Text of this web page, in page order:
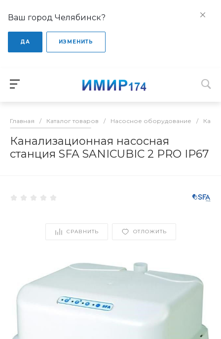
Ваш город Челябинск?
ДА ИЗМЕНИТЬ
Главная / Каталог товаров / Насосное оборудование /
Канализационная насосная
станция SFA SANICUBIC 2 PRO IP67
СРАВНИТЬ ОТЛОЖИТЬ